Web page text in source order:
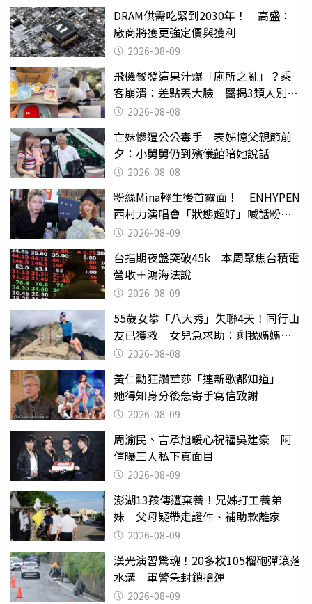
DRAM供需吃緊到2030年！ 高盛：
廠商將獲更強定價與獲利
2026-08-09
飛機餐發這果汁爆「廁所之亂」？乘
客崩潰：差點丟大臉 醫揭3類人別亂
喝 2026-08-08
亡妹慘遭公公毒手 表姊憶父親節前
夕：小舅舅仍到殯儀館陪她說話
2026-08-08
粉絲Mina輕生後首露面！ ENHYPEN
西村力演唱會「狀態超好」喊話粉
絲：我們心意相通
2026-08-09
台指期夜盤突破45k 本周聚焦台積電
營收＋鴻海法說
2026-08-09
55歲女攀「八大秀」失聯4天！同行山
友已獲救 女兒急求助：剩我媽媽還
沒找到
2026-08-08
黃仁勳狂讚華莎「連新歌都知道」
她得知身分後急寄手寫信致謝
2026-08-09
周渝民、言承旭暖心祝福吳建豪 阿
信曝三人私下真面目
2026-08-09
澎湖13孩傳遭棄養！兄姊打工養弟
妹 父母疑帶走證件、補助款離家
2026-08-09
漢光演習驚魂！20多枚105榴砲彈滾落
水溝 軍警急封鎖搶運
2026-08-09